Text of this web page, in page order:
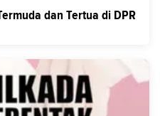
dan Tertua di DPR